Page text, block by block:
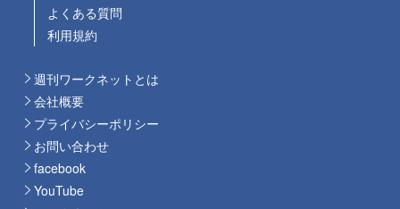
よくある質問
利用規約
週刊ワークネットとは
会社概要
プライバシーポリシー
お問い合わせ
facebook
YouTube